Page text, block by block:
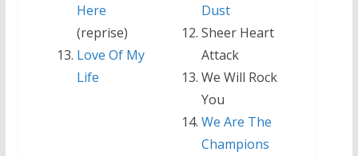
Here
(reprise)
Love Of My
Life
Dust
Sheer Heart
Attack
We Will Rock
You
We Are The
Champions